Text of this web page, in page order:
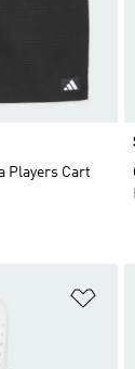
Players Cart